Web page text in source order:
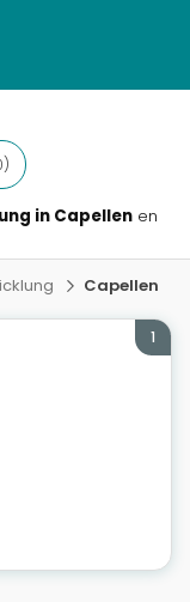
in Capellen en
Capellen
1